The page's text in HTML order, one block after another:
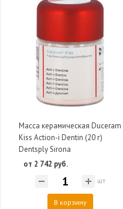
Масса керамическая Duceram
Kiss Action-i Dentin (20 г)
Dentsply Sirona
от 2 742 руб.
шт
В корзину